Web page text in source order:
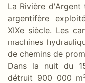
La Rivière
argentifère
XIXe siècle. Les
machines
de chemins de
Dans la nuit du
détruit 900 000